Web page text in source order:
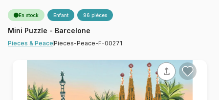
En stock Enfant 96 pièces
Mini Puzzle - Barcelone
Pieces & PeacePieces-Peace-F-00271